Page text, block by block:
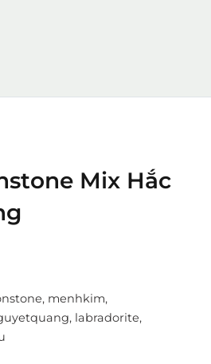
Mix Hắc
menhkim,
labradorite,